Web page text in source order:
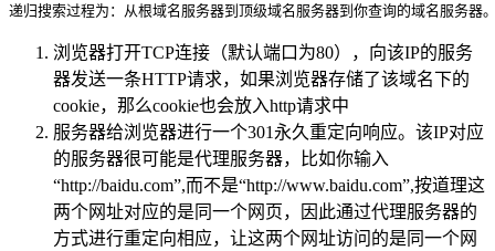
浏览器打开TCP连接（默认端口为80），向该IP的服务
器发送一条HTTP请求，如果浏览器存储了该域名下的
cookie，那么cookie也会放入http请求中
服务器给浏览器进行一个301永久重定向响应。该IP对应
的服务器很可能是代理服务器，比如你输入
“http://baidu.com”,而不是“http://www.baidu.com”,按道理这
两个网址对应的是同一个网页，因此通过代理服务器的
方式进行重定向相应，让这两个网址访问的是同一个网